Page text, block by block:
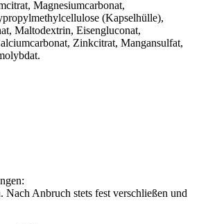
Magnesiumcarbonat,
(Kapselhülle),
Maltodextrin, Eisengluconat,
Zinkcitrat, Mangansulfat,
Anbruch stets fest verschließen und